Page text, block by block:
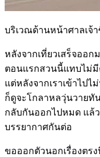
บริเวณด้านหน้าศาลเจ้า
หลังจากเที่ยวเสร็จออก
ตอนแรกสวนนี้แทบไม่มี
แต่หลังจากเราเข้าไป
ก็ดูจะโกลาหลวุ่นวายทั
กลับกันออกไปหมด แล้
บรรยากาศกันต่อ
ขอออกตัวนอกเรื่องตร